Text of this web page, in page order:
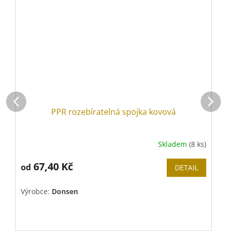
PPR rozebíratelná spojka kovová
Skladem (8 ks)
od 67,40 Kč DETAIL
Výrobce: Donsen